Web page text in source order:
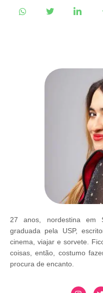
27 anos, nordestina em
graduada pela USP,
cinema, viajar e sorvete.
coisas, então, costumo
procura de encanto.